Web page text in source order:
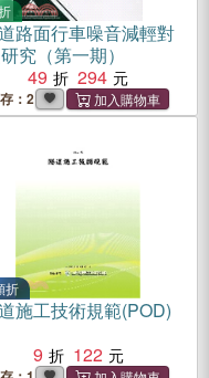
路面行車噪音減輕對
究（第一期）
49
294
：2
折
施工技術規範(POD)
9
122